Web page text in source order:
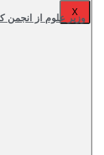
X
وزیر علوم از انجمن